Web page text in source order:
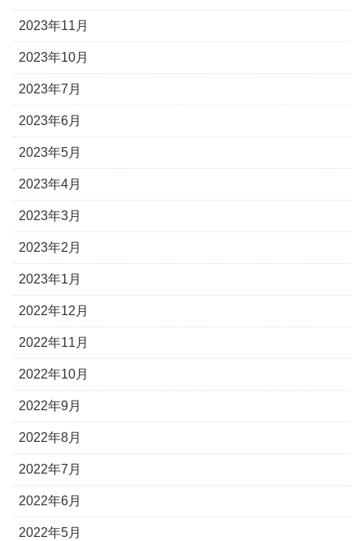
2023年11月
2023年10月
2023年7月
2023年6月
2023年5月
2023年4月
2023年3月
2023年2月
2023年1月
2022年12月
2022年11月
2022年10月
2022年9月
2022年8月
2022年7月
2022年6月
2022年5月